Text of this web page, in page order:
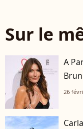
Sur le
A
26